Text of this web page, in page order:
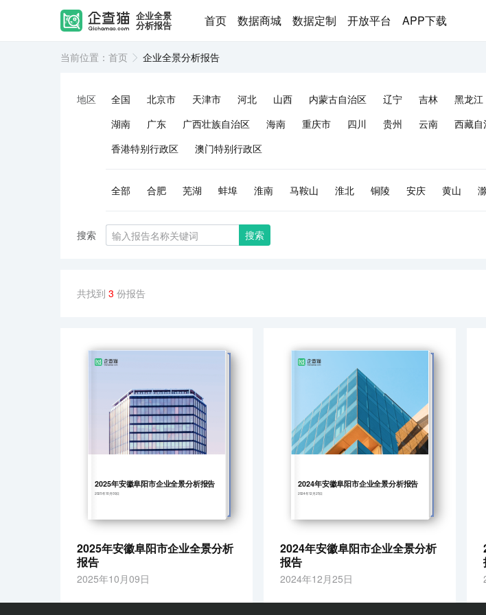
企业全景
分析报告 首页 数据商城 数据定制 开放平台 APP下载
当前位置： 首页 企业全景分析报告
地区 全国 北京市 天津市 河北 山西 内蒙古自治区 辽宁 吉林 黑龙江
湖南
广东 广西壮族自治区 海南 重庆市 四川 贵州 云南 西藏自
香港特别行政区
澳门特别行政区
全部 合肥 芜湖 蚌埠 淮南 马鞍山 淮北 铜陵 安庆 黄山
搜索 搜索
共找到 3 份报告
2025年安徽阜阳市企业全景分析报告
2025年10月09日
2025年安徽阜阳市企业全景分析
报告
2025年10月09日
2024年安徽阜阳市企业全景分析报告
2024年12月25日
2024年安徽阜阳市企业全景分析
报告
2024年12月25日